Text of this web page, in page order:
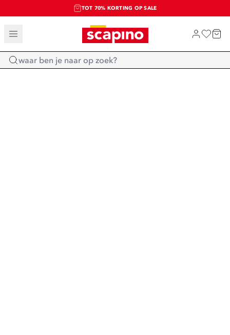
TOT 70% KORTING OP SALE
SALE: LAATSTE KANS!
SHOP NIEUW
Home